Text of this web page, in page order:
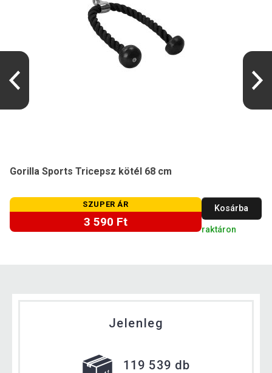
Gorilla Sports Tricepsz kötél 68 cm
SZUPER ÁR
3 590 Ft
Kosárba
raktáron
Jelenleg
119 539 db